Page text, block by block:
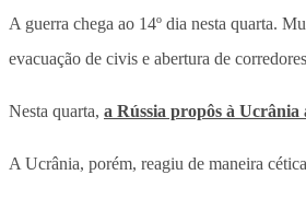
A guerra chega ao 14º dia nesta quarta.
evacuação de civis e abertura de
Nesta quarta, a Rússia propôs à Ucrânia
A Ucrânia, porém, reagiu de maneira